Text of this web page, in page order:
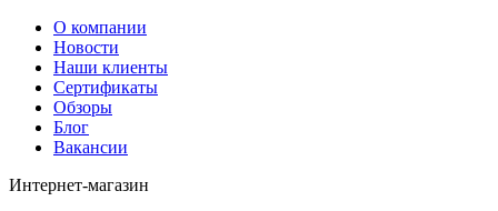
О компании
Новости
Наши клиенты
Сертификаты
Обзоры
Блог
Вакансии
Интернет-магазин